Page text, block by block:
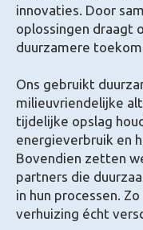
innovaties. Door
oplossingen draagt
duurzamere
Ons gebruikt
milieuvriendelijke
tijdelijke opslag
energieverbruik en
Bovendien zetten
partners die
in hun processen.
verhuizing écht